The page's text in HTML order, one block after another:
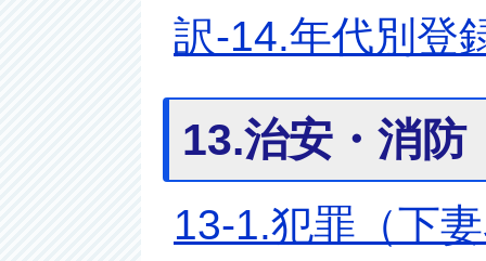
訳-14.年代別登
13.治安・消防
13-1.犯罪（下